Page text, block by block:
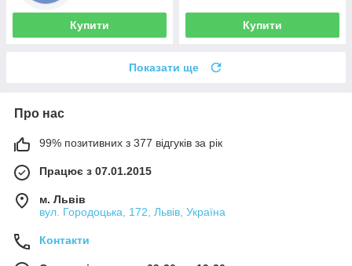
Купити Купити
Показати ще
Про нас
99% позитивних з 377 відгуків за рік
Працює з 07.01.2015
м. Львів
вул. Городоцька, 172, Львів, Україна
Контакти